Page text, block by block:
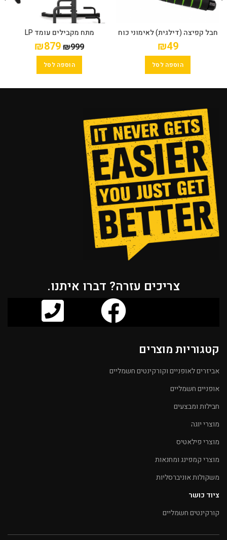
חבל קפיצה (דילגית) לאימוני כוח
וסיבולת
₪49
הוספה לסל
מתח מקבילים עומד LP
₪999
₪879
הוספה לסל
צריכים עזרה? דברו איתנו.
קטגוריות מוצרים
אביזרים לאופניים וקורקינטים חשמליים
אופניים חשמליים
חבילות ומבצעים
מוצרי יוגה
מוצרי פילאטיס
מוצרי קמפינג ומחנאות
משקולות אוניברסליות
ציוד כושר
קורקינטים חשמליים